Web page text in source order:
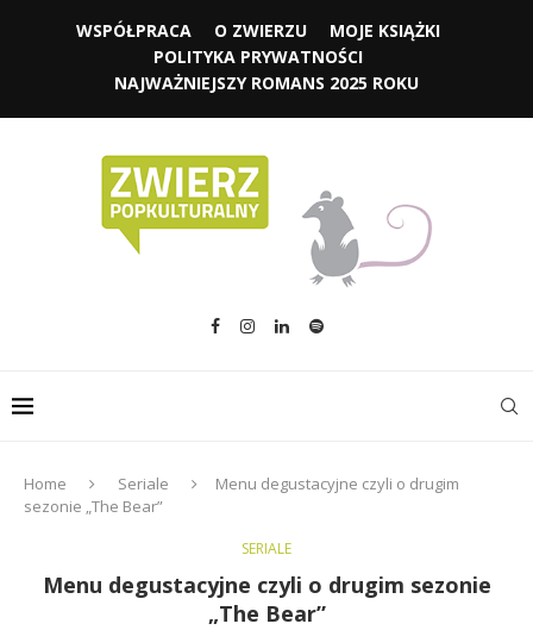
WSPÓŁPRACA O ZWIERZU
MOJE KSIĄŻKI
POLITYKA PRYWATNOŚCI
NAJWAŻNIEJSZY ROMANS 2025 ROKU
Home Seriale
Menu degustacyjne czyli o drugim
sezonie „The Bear”
SERIALE
Menu degustacyjne czyli o drugim sezonie
„The Bear”